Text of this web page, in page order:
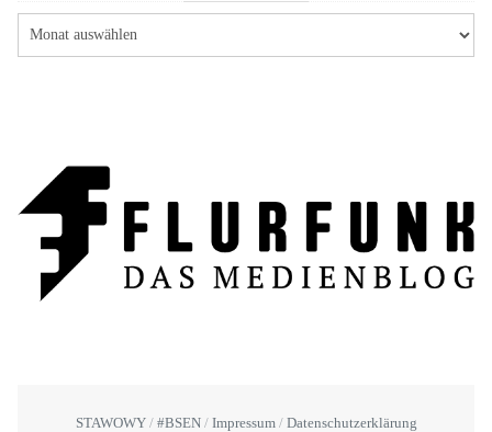
STAWOWY #BSEN Impressum
Datenschutzerklärung